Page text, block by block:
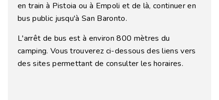
en train à Pistoia ou à Empoli et de là, continuer en
bus public jusqu'à San Baronto.
L'arrêt de bus est à environ 800 mètres du
camping. Vous trouverez ci-dessous des liens vers
des sites permettant de consulter les horaires.